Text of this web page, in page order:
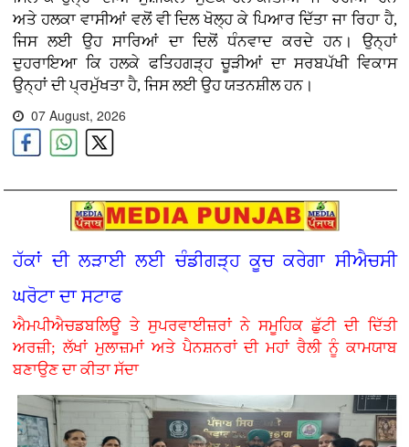
ਅਤੇ ਹਲਕਾ ਵਾਸੀਆਂ ਵਲੋਂ ਵੀ ਦਿਲ ਖੋਲ੍ਹ ਕੇ ਪਿਆਰ ਦਿੱਤਾ ਜਾ ਰਿਹਾ ਹੈ,
ਜਿਸ ਲਈ ਉਹ ਸਾਰਿਆਂ ਦਾ ਦਿਲੋਂ ਧੰਨਵਾਦ ਕਰਦੇ ਹਨ। ਉਨ੍ਹਾਂ
ਦੁਹਰਾਇਆ ਕਿ ਹਲਕੇ ਫਤਿਹਗੜ੍ਹ ਚੂੜੀਆਂ ਦਾ ਸਰਬਪੱਖੀ ਵਿਕਾਸ
ਉਨ੍ਹਾਂ ਦੀ ਪ੍ਰਮੁੱਖਤਾ ਹੈ, ਜਿਸ ਲਈ ਉਹ ਯਤਨਸ਼ੀਲ ਹਨ।
07 August, 2026
ਹੱਕਾਂ ਦੀ ਲੜਾਈ ਲਈ ਚੰਡੀਗੜ੍ਹ ਕੂਚ ਕਰੇਗਾ ਸੀਐਚਸੀ
ਘਰੋਟਾ ਦਾ ਸਟਾਫ
ਐਮਪੀਐਚਡਬਲਿਊ ਤੇ ਸੁਪਰਵਾਈਜ਼ਰਾਂ ਨੇ ਸਮੂਹਿਕ ਛੁੱਟੀ ਦੀ ਦਿੱਤੀ
ਅਰਜ਼ੀ; ਲੱਖਾਂ ਮੁਲਾਜ਼ਮਾਂ ਅਤੇ ਪੈਨਸ਼ਨਰਾਂ ਦੀ ਮਹਾਂ ਰੈਲੀ ਨੂੰ ਕਾਮਯਾਬ
ਬਣਾਉਣ ਦਾ ਕੀਤਾ ਸੱਦਾ